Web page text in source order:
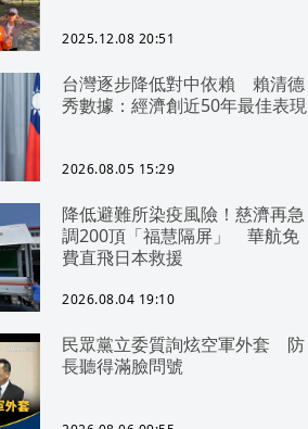
2025.12.08 20:51
台灣逐步降低對中依賴 賴清德
秀數據：經濟創近50年最佳表現
2026.08.05 15:29
降低避難所染疫風險！慈濟再急
調200頂「福慧隔屏」 華航免
費直飛日本救援
2026.08.04 19:10
民眾黨立委質詢炫空軍外套 防
長聽得滿臉問號